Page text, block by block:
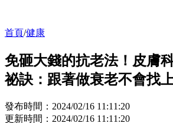
首頁/健康
免砸大錢的抗老法！皮膚
祕訣：跟著做衰老不會找
發布時間：2024/02/16 11:11:20
更新時間：2024/02/16 11:11:20